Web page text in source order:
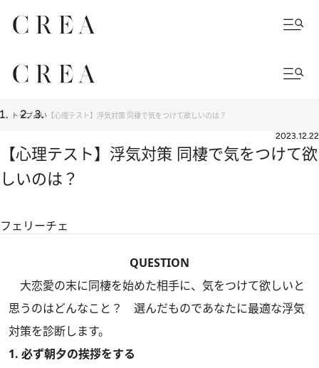
トップ占い 【心理テスト】浮気対策 同棲で気をつけて欲しいのは？
2023.12.22
【心理テスト】浮気対策 同棲で気をつけて欲
しいのは？
フェリーチェ
QUESTION
大恋愛の末に同棲を始めた相手に、気をつけて欲しいと
思うのはどんなこと？ 選んだものであなたに最適な浮気
対策を診断します。
1. 必ず朝夕の挨拶をする